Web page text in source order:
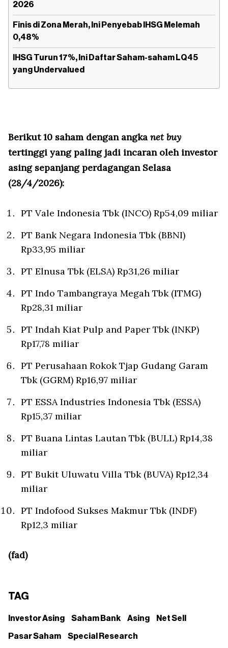
2026
Finis di Zona Merah, Ini Penyebab IHSG Melemah
0,48%
IHSG Turun 17%, Ini Daftar Saham-saham LQ45
yang Undervalued
Berikut 10 saham dengan angka net buy
tertinggi yang paling jadi incaran oleh investor
asing sepanjang perdagangan Selasa
(28/4/2026):
PT Vale Indonesia Tbk (INCO) Rp54,09 miliar
PT Bank Negara Indonesia Tbk (BBNI)
Rp33,95 miliar
PT Elnusa Tbk (ELSA) Rp31,26 miliar
PT Indo Tambangraya Megah Tbk (ITMG)
Rp28,31 miliar
PT Indah Kiat Pulp and Paper Tbk (INKP)
Rp17,78 miliar
PT Perusahaan Rokok Tjap Gudang Garam
Tbk (GGRM) Rp16,97 miliar
PT ESSA Industries Indonesia Tbk (ESSA)
Rp15,37 miliar
PT Buana Lintas Lautan Tbk (BULL) Rp14,38
miliar
PT Bukit Uluwatu Villa Tbk (BUVA) Rp12,34
miliar
PT Indofood Sukses Makmur Tbk (INDF)
Rp12,3 miliar
(fad)
TAG
Investor Asing Saham Bank Asing Net Sell
Pasar Saham Special Research